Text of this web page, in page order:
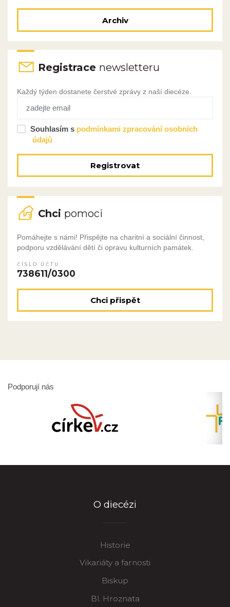
Archiv
Registrace newsletteru
Každý týden dostanete čerstvé zprávy z naší diecéze.
Souhlasím s podmínkami zpracování osobních
údajů
Registrovat
Chci pomoci
Pomáhejte s námi! Přispějte na charitní a sociální činnost,
podporu vzdělávání dětí či opravu kulturních památek.
ČÍSLO ÚČTU
738611/0300
Chci přispět
Podporují nás
O diecézi
Historie
Vikariáty a farnosti
Biskup
Bl. Hroznata